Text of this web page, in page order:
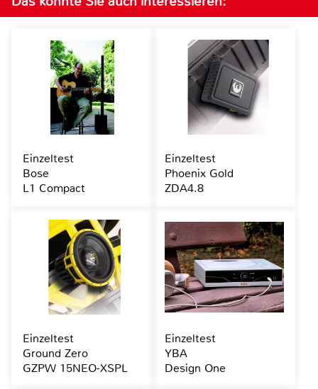
Einzeltest
Bose
L1 Compact
Einzeltest
Phoenix Gold
ZDA4.8
Einzeltest
Ground Zero
GZPW 15NEO-XSPL
Einzeltest
YBA
Design One